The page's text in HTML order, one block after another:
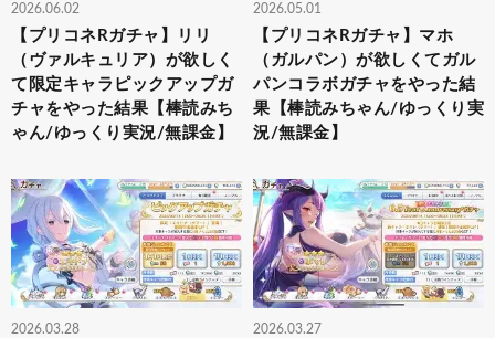
2026.06.02
【プリコネRガチャ】リリ
（ヴァルキュリア）が欲しく
て限定キャラピックアップガ
チャをやった結果【棒読みち
ゃん/ゆっくり実況/無課金】
2026.05.01
【プリコネRガチャ】マホ
（ガルパン）が欲しくてガル
パンコラボガチャをやった結
果【棒読みちゃん/ゆっくり実
況/無課金】
2026.03.28 2026.03.27